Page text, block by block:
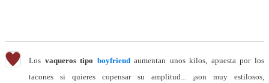
Los vaqueros tipo boyfriend aumentan unos kilos, apuesta por los
tacones si quieres copensar su amplitud... ¡son muy estilosos,